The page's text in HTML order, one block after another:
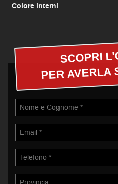
Colore interni
SCOPRI
PER AVERLA